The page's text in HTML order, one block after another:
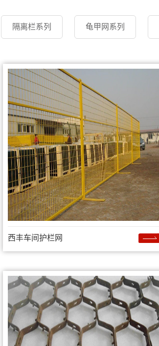
隔离栏系列 龟甲网系列
西丰车间护栏网